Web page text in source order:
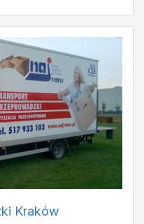
Kraków